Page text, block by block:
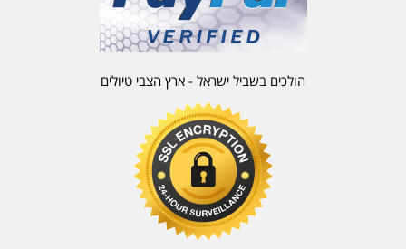
הולכים בשביל ישראל - ארץ הצבי טיולים